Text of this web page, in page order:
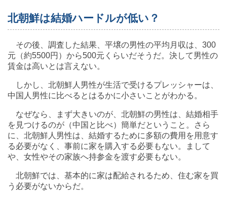
北朝鮮は結婚ハードルが低い？
その後、調査した結果、平壌の男性の平均月収は、300
元（約5500円）から500元くらいだそうだ。決して男性の
賃金は高いとは言えない。
しかし、北朝鮮人男性が生活で受けるプレッシャーは、
中国人男性に比べるとはるかに小さいことがわかる。
なぜなら、まず大きいのが、北朝鮮の男性は、結婚相手
を見つけるのが（中国と比べ）簡単だということ。さら
に、北朝鮮人男性は、結婚するために多額の費用を用意す
る必要がなく、事前に家を購入する必要もない。まして
や、女性やその家族へ持参金を渡す必要もない。
北朝鮮では、基本的に家は配給されるため、住む家を買
う必要がないからだ。